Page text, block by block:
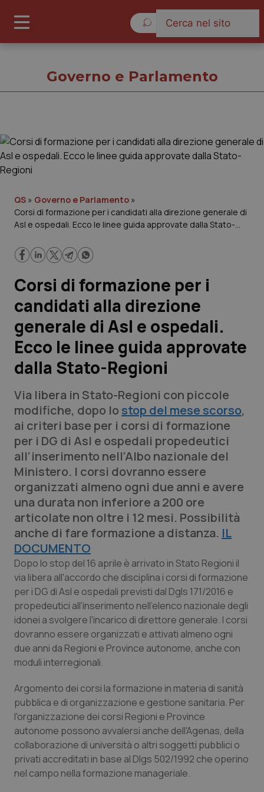
Cronache
Governo e Parlamento
Regioni e Asl
Lavoro e Professioni
Scienza e Farmaci
Studi e Analisi
Lettere al direttore
QS Pro
Professionisti Sanitari.AI
Abruzzo
Basilicata
Calabria
Campania
Emilia-Romagna
Friuli Venezia Giulia
Lazio
Liguria
Lombardia
Marche
Molise
QS Pro Gold
Artrite & artrosi
Asma & BPCO
Car-T
Colesterolo & coronaropatie
Dermatite Atopica
Diabete & glucometri
Disturbi dell’umore
Dolore
Donna & Salute
Epatiti
QS Club Newsletter
Governo e Parlamento
QS » Governo e Parlamento »
Corsi di formazione per i candidati alla direzione generale di
Asl e ospedali. Ecco le linee guida approvate dalla Stato-
Corsi di formazione per i
candidati alla direzione
generale di Asl e ospedali.
Ecco le linee guida approvate
dalla Stato-Regioni
Via libera in Stato-Regioni con piccole
modifiche, dopo lo stop del mese scorso,
ai criteri base per i corsi di formazione
per i DG di Asl e ospedali propedeutici
all’inserimento nell’Albo nazionale del
Ministero. I corsi dovranno essere
organizzati almeno ogni due anni e avere
una durata non inferiore a 200 ore
articolate non oltre i 12 mesi. Possibilità
anche di fare formazione a distanza. IL
DOCUMENTO
Dopo lo stop del 16 aprile è arrivato in Stato Regioni il
via libera all'accordo che disciplina i corsi di formazione
per i DG di Asl e ospedali previsti dal Dgls 171/2016 e
propedeutici all'inserimento nell'elenco nazionale degli
idonei a svolgere l'incarico di direttore generale. I corsi
dovranno essere organizzati e attivati almeno ogni
due anni da Regioni e Province autonome, anche con
moduli interregionali.
Argomento dei corsi la formazione in materia di sanità
pubblica e di organizzazione e gestione sanitaria. Per
l'organizzazione dei corsi Regioni e Province
autonome possono avvalersi anche dell'Agenas, della
collaborazione di università o altri soggetti pubblici o
privati accreditati in base al Dlgs 502/1992 che operino
nel campo nella formazione manageriale.